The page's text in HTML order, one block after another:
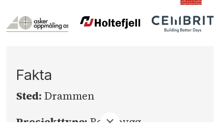
Fakta
Sted: Drammen
Prosjekttype: Boligbygg